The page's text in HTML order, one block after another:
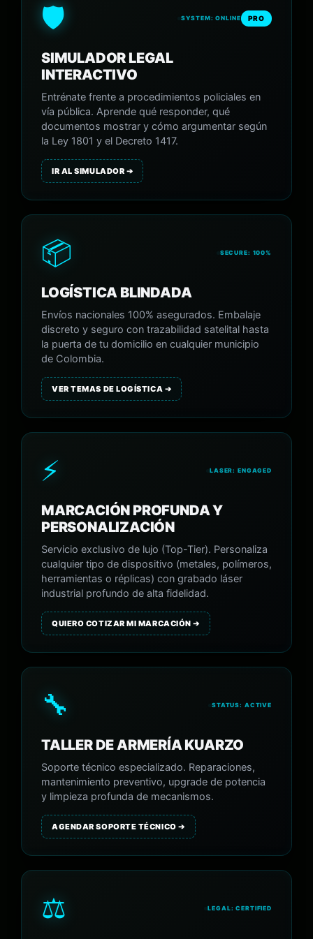
🛡️ SYSTEM: ONLINE PRO
SIMULADOR LEGAL
INTERACTIVO
Entrénate frente a procedimientos policiales en
vía pública. Aprende qué responder, qué
documentos mostrar y cómo argumentar según
la Ley 1801 y el Decreto 1417.
IR AL SIMULADOR ➔
📦 SECURE: 100%
LOGÍSTICA BLINDADA
Envíos nacionales 100% asegurados. Embalaje
discreto y seguro con trazabilidad satelital hasta
la puerta de tu domicilio en cualquier municipio
de Colombia.
VER TEMAS DE LOGÍSTICA ➔
⚡ LASER: ENGAGED
MARCACIÓN PROFUNDA Y
PERSONALIZACIÓN
Servicio exclusivo de lujo (Top-Tier). Personaliza
cualquier tipo de dispositivo (metales, polímeros,
herramientas o réplicas) con grabado láser
industrial profundo de alta fidelidad.
QUIERO COTIZAR MI MARCACIÓN ➔
🔧 STATUS: ACTIVE
TALLER DE ARMERÍA KUARZO
Soporte técnico especializado. Reparaciones,
mantenimiento preventivo, upgrade de potencia
y limpieza profunda de mecanismos.
AGENDAR SOPORTE TÉCNICO ➔
⚖️ LEGAL: CERTIFIED